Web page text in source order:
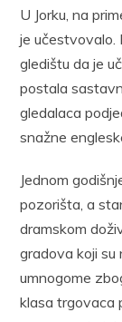
U Jorku, na
je učestvovalo.
gledištu da je
postala
gledalaca
snažne
Jednom
pozorišta, a
dramskom
gradova koji su
umnogome
klasa trgovaca